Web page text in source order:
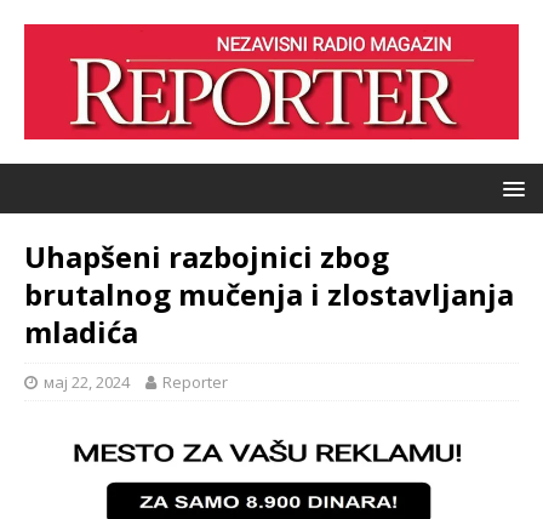
Uhapšeni razbojnici zbog
brutalnog mučenja i zlostavljanja
mladića
мај 22, 2024 Reporter